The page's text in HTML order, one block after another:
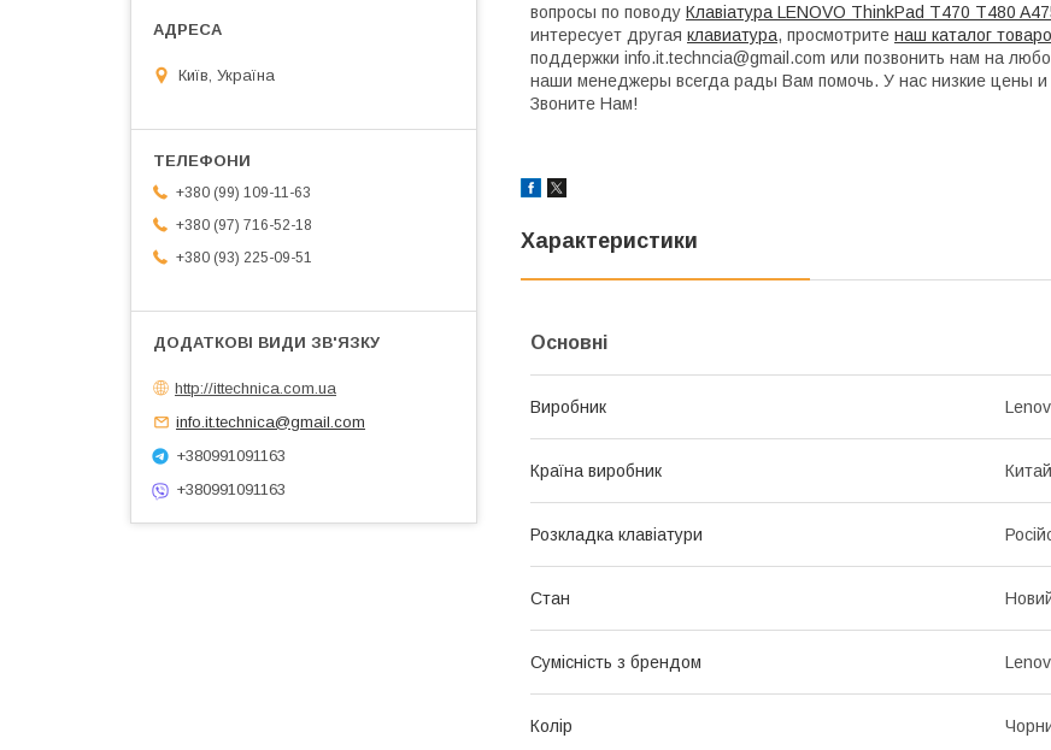
вопросы по поводу Клавіатура LENOVO ThinkPad T470 T480
интересует другая клавиатура, просмотрите наш каталог
поддержки info.it.techncia@gmail.com или позвонить нам на
наши менеджеры всегда рады Вам помочь. У нас низкие цены
Звоните Нам!
Характеристики
Основні
Виробник
Країна виробник Китай
Розкладка клавіатури
Стан
Сумісність з брендом
Колір
Київ, Україна
+380 (99) 109-11-63
+380 (97) 716-52-18
+380 (93) 225-09-51
http://ittechnica.com.ua
info.it.technica@gmail.com
+380991091163
+380991091163